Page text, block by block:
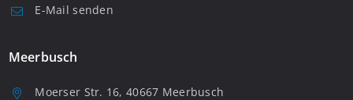
E-Mail senden
Meerbusch
Moerser Str. 16, 40667 Meerbusch